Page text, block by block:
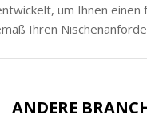
um Ihnen einen
Ihren
ANDERE